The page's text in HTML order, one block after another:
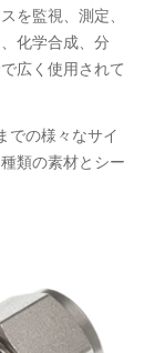
を監視、測定、
化学合成、分
広く使用されて
での様々なサイ
類の素材とシー